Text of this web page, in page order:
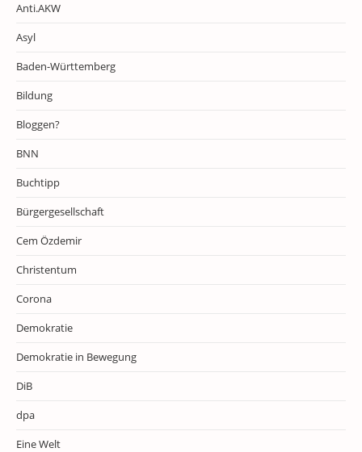
Anti.AKW
Asyl
Baden-Württemberg
Bildung
Bloggen?
BNN
Buchtipp
Bürgergesellschaft
Cem Özdemir
Christentum
Corona
Demokratie
Demokratie in Bewegung
DiB
dpa
Eine Welt